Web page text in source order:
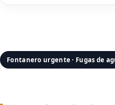
Fontanero urgente · Fugas de